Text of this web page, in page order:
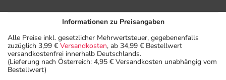
Informationen zu Preisangaben
Alle Preise inkl. gesetzlicher Mehrwertsteuer, gegebenenfalls
zuzüglich 3,99 € Versandkosten, ab 34,99 € Bestellwert
versandkostenfrei innerhalb Deutschlands.
(Lieferung nach Österreich: 4,95 € Versandkosten unabhängig vom
Bestellwert)